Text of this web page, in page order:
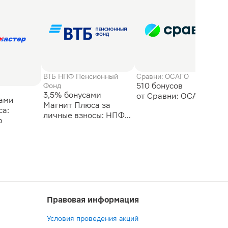
ВТБ НПФ Пенсионный
Фонд
3,5% бонусами
Магнит Плюса за
личные взносы: НПФ
Сравни: ОСАГО
510 бонусов
Правовая информация
Условия проведения акций